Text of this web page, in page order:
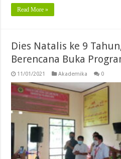
Read More »
Dies Natalis ke 9
Berencana Buka
11/01/2021 Akademika 0